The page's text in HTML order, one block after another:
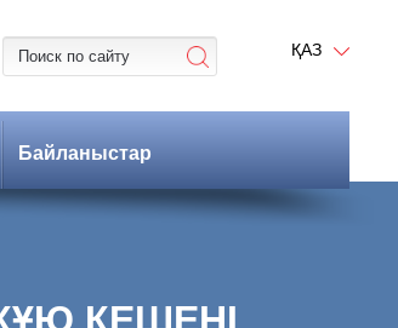
ҚАЗ
Байланыстар